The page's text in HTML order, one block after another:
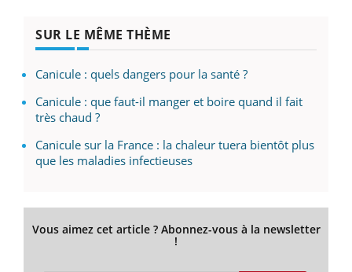
SUR LE MÊME THÈME
Canicule : quels dangers pour la santé ?
Canicule : que faut-il manger et boire quand il fait
très chaud ?
Canicule sur la France : la chaleur tuera bientôt plus
que les maladies infectieuses
Vous aimez cet article ? Abonnez-vous à la newsletter
!